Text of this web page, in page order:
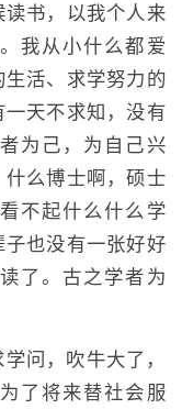
书，以我个人来
我从小什么都爱
活、求学努力的
天不求知，没有
为己，为自己兴
么博士啊，硕士
不起什么什么学
也没有一张好好
了。古之学者为
问，吹牛大了，
了将来替社会服